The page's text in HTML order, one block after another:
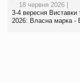
18 червня 2026 |
3-4 вересня Виставки
2026: Власна марка -